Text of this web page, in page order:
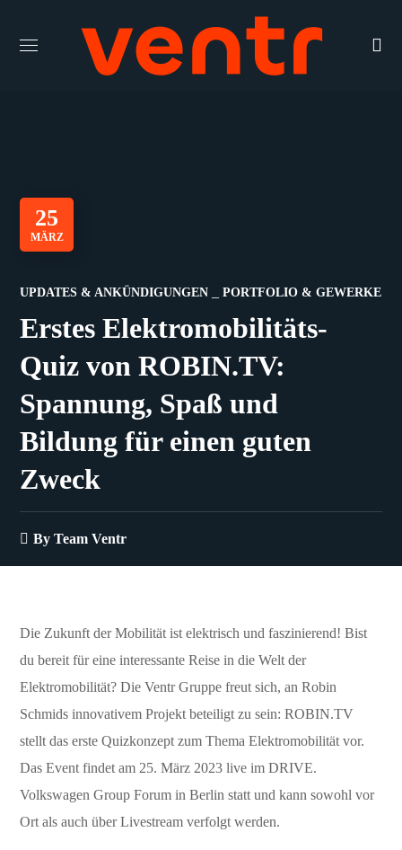
25
MÄRZ
UPDATES & ANKÜNDIGUNGEN PORTFOLIO & GEWERKE
Erstes Elektromobilitäts-
Quiz von ROBIN.TV:
Spannung, Spaß und
Bildung für einen guten
Zweck
ByTeam Ventr
Die Zukunft der Mobilität ist elektrisch und faszinierend! Bist
du bereit für eine interessante Reise in die Welt der
Elektromobilität? Die Ventr Gruppe freut sich, an Robin
Schmids innovativem Projekt beteiligt zu sein: ROBIN.TV
stellt das erste Quizkonzept zum Thema Elektromobilität vor.
Das Event findet am 25. März 2023 live im DRIVE.
Volkswagen Group Forum in Berlin statt und kann sowohl vor
Ort als auch über Livestream verfolgt werden.